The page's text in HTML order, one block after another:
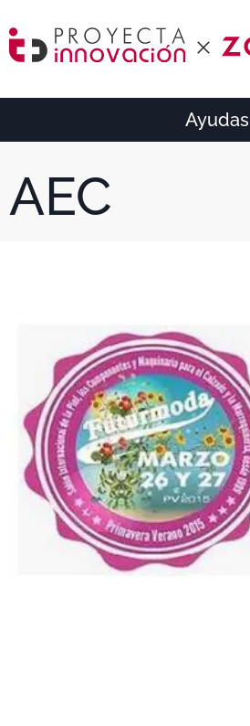
Ayudas
AEC